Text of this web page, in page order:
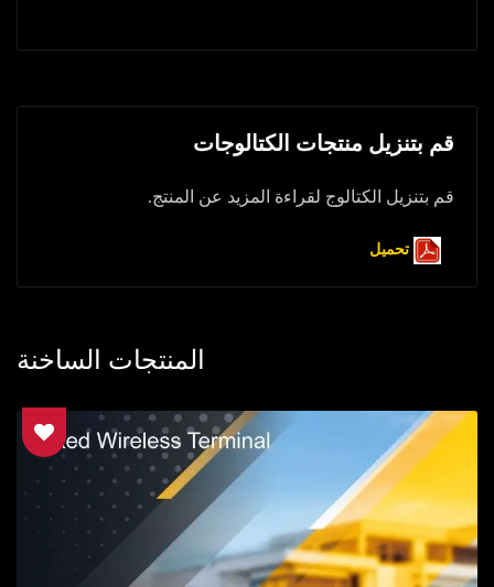
قم بتنزيل منتجات الكتالوجات
قم بتنزيل الكتالوج لقراءة المزيد عن المنتج.
تحميل
المنتجات الساخنة